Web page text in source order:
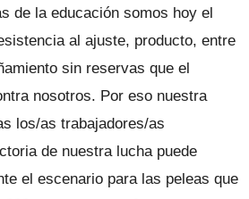
de la educación somos hoy el
al ajuste, producto, entre
sin reservas que el
nosotros. Por eso nuestra
los/as trabajadores/as
de nuestra lucha puede
el escenario para las peleas que